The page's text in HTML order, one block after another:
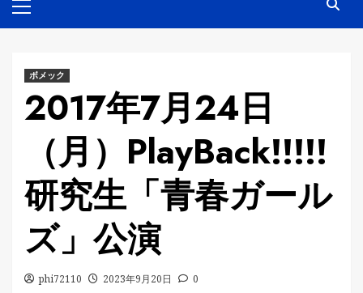
Menu
ボメック
2017年7月24日
（月）PlayBack!!!!!
研究生「青春ガール
ズ」公演
phi72110 2023年9月20日 0